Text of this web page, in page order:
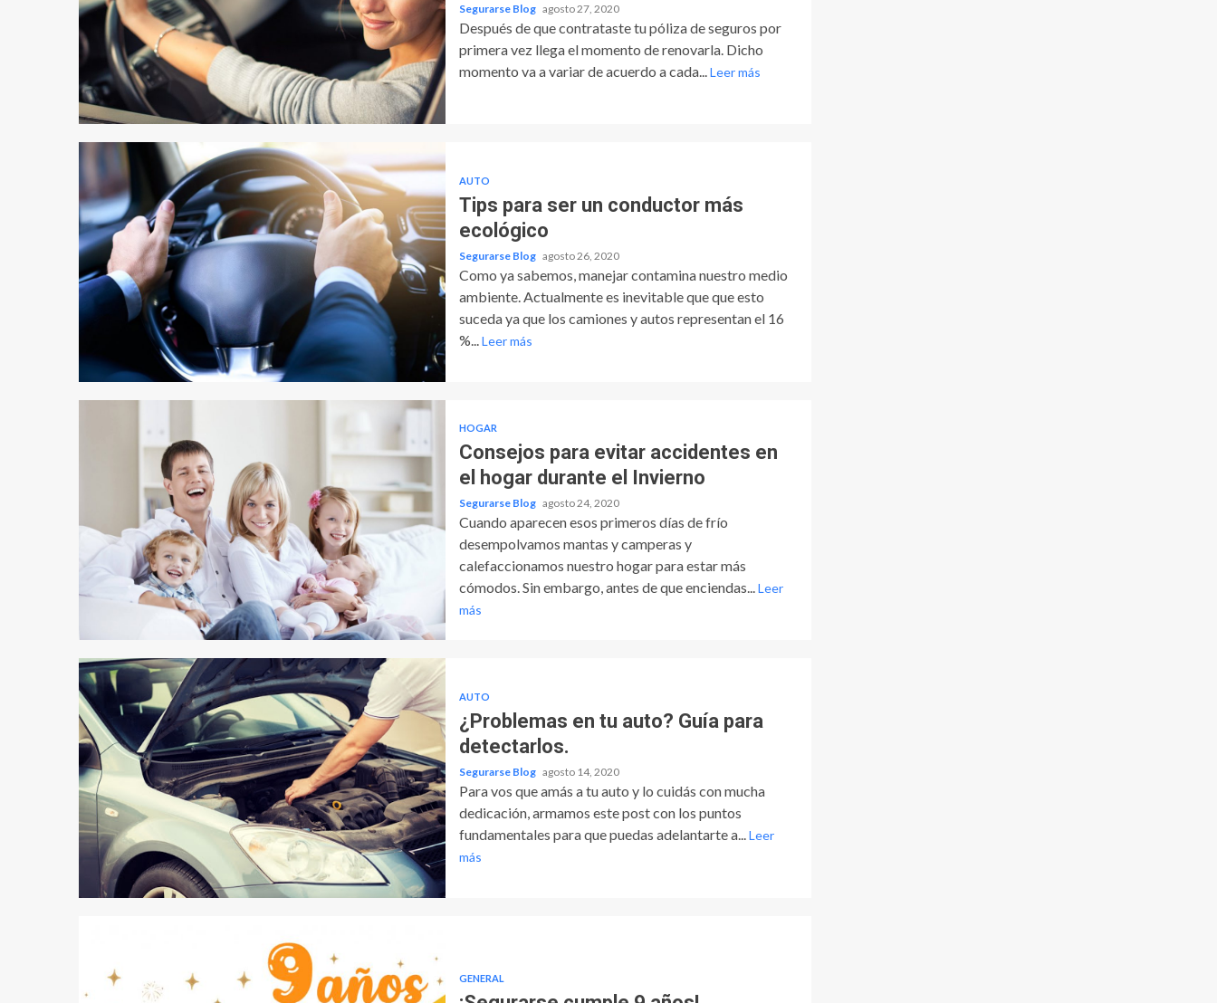
Segurarse Blog agosto 27, 2020
Después de que contrataste tu póliza de seguros por
primera vez llega el momento de renovarla. Dicho
momento va a variar de acuerdo a cada... Leer más
AUTO
Tips para ser un conductor más
ecológico
Segurarse Blog agosto 26, 2020
Como ya sabemos, manejar contamina nuestro medio
ambiente. Actualmente es inevitable que que esto
suceda ya que los camiones y autos representan el 16
%... Leer más
HOGAR
Consejos para evitar accidentes en
el hogar durante el Invierno
Segurarse Blog agosto 24, 2020
Cuando aparecen esos primeros días de frío
desempolvamos mantas y camperas y
calefaccionamos nuestro hogar para estar más
cómodos. Sin embargo, antes de que enciendas... Leer
más
AUTO
¿Problemas en tu auto? Guía para
detectarlos.
Segurarse Blog agosto 14, 2020
Para vos que amás a tu auto y lo cuidás con mucha
dedicación, armamos este post con los puntos
fundamentales para que puedas adelantarte a... Leer
más
GENERAL